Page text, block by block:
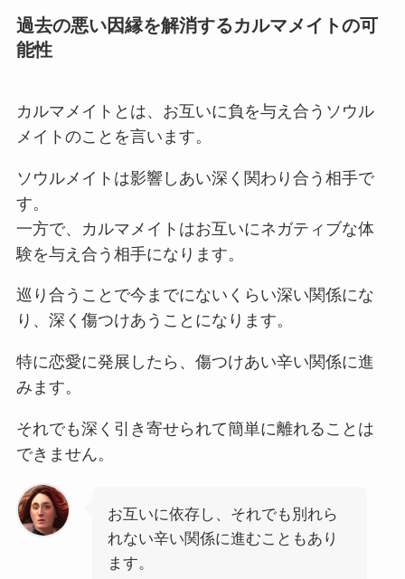
過去の悪い因縁を解消するカルマメイトの可
能性
カルマメイトとは、お互いに負を与え合うソウル
メイトのことを言います。
ソウルメイトは影響しあい深く関わり合う相手で
す。
一方で、カルマメイトはお互いにネガティブな体
験を与え合う相手になります。
巡り合うことで今までにないくらい深い関係にな
り、深く傷つけあうことになります。
特に恋愛に発展したら、傷つけあい辛い関係に進
みます。
それでも深く引き寄せられて簡単に離れることは
できません。
お互いに依存し、それでも別れら
れない辛い関係に進むこともあり
ます。